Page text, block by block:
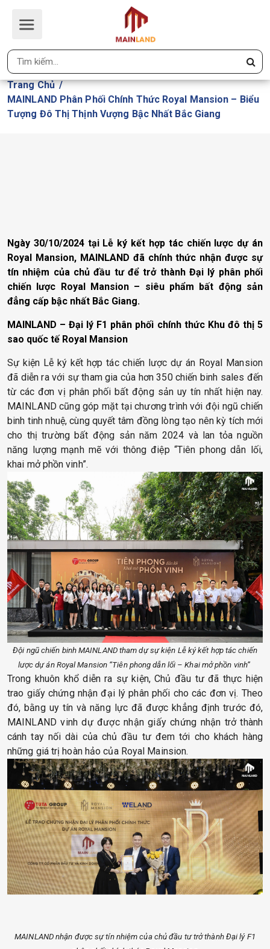
MAINLAND PHÂN PHỐI CHÍNH
THỨC ROYAL MANSION – BIỂU
TƯỢNG ĐÔ THỊ THỊNH VƯỢNG BẬC
NHẤT BẮC GIANG
Trang Chủ
MAINLAND Phân Phối Chính Thức Royal Mansion – Biểu
Tượng Đô Thị Thịnh Vượng Bậc Nhất Bắc Giang
Ngày 30/10/2024 tại Lễ ký kết hợp tác chiến lược dự án
Royal Mansion, MAINLAND đã chính thức nhận được sự
tín nhiệm của chủ đầu tư để trở thành Đại lý phân phối
chiến lược Royal Mansion – siêu phẩm bất động sản
đẳng cấp bậc nhất Bắc Giang.
MAINLAND – Đại lý F1 phân phối chính thức Khu đô thị 5
sao quốc tế Royal Mansion
Sự kiện Lễ ký kết hợp tác chiến lược dự án Royal Mansion
đã diễn ra với sự tham gia của hơn 350 chiến binh sales đến
từ các đơn vị phân phối bất động sản uy tín nhất hiện nay.
MAINLAND cũng góp mặt tại chương trình với đội ngũ chiến
binh tinh nhuệ, cùng quyết tâm đồng lòng tạo nên kỳ tích mới
cho thị trường bất động sản năm 2024 và lan tỏa nguồn
năng lượng mạnh mẽ với thông điệp “Tiên phong dẫn lối,
khai mở phồn vinh”.
Đội ngũ chiến binh MAINLAND tham dự sự kiện Lễ ký kết hợp tác chiến
lược dự án Royal Mansion “Tiên phong dẫn lối – Khai mở phồn vinh”
Trong khuôn khổ diễn ra sự kiện, Chủ đầu tư đã thực hiện
trao giấy chứng nhận đại lý phân phối cho các đơn vị. Theo
đó, bằng uy tín và năng lực đã được khẳng định trước đó,
MAINLAND vinh dự được nhận giấy chứng nhận trở thành
cánh tay nối dài của chủ đầu tư đem tới cho khách hàng
những giá trị hoàn hảo của Royal Mainsion.
MAINLAND nhận được sự tín nhiệm của chủ đầu tư trở thành Đại lý F1